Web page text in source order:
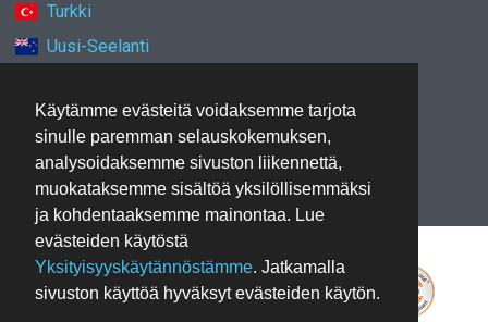
Käytämme evästeitä voidaksemme tarjota
sinulle paremman selauskokemuksen,
analysoidaksemme sivuston liikennettä,
muokataksemme sisältöä yksilöllisemmäksi
ja kohdentaaksemme mainontaa. Lue
evästeiden käytöstä
Yksityisyyskäytännöstämme. Jatkamalla
sivuston käyttöä hyväksyt evästeiden käytön.
Turkki
Uusi-Seelanti
Yhdistynyt kuningaskunta
Yhdysvallat